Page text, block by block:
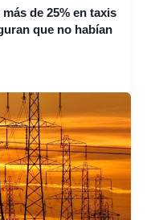
de 25% en taxis
que no habían